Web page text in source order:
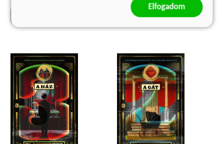
kosárba
Elfogadom